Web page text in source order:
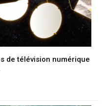
de télévision numérique